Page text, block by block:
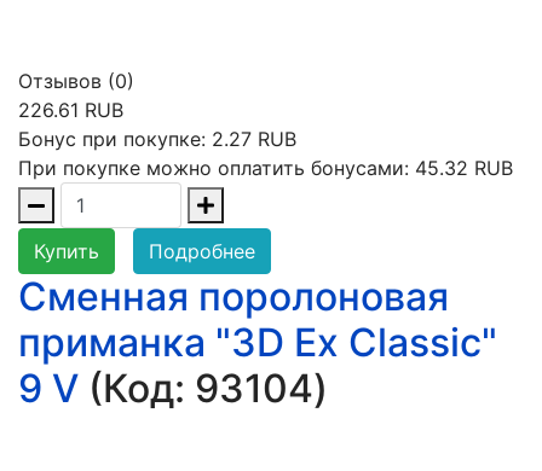
Отзывов (0)
226.61 RUB
Бонус при покупке: 2.27 RUB
При покупке можно оплатить бонусами: 45.32 RUB
Купить Подробнее
Сменная поролоновая
приманка "3D Ex Classic"
9 V (Код: 93104)